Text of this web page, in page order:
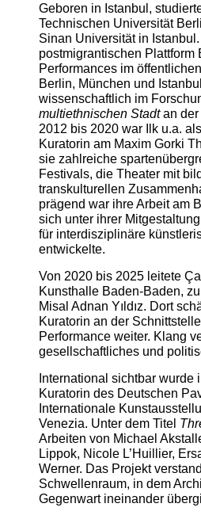
Geboren in Istanbul,
Technischen Universität
Sinan Universität in
postmigrantischen Plattform
Performances im
Berlin, München und
wissenschaftlich im
multiethnischen Stadtan der
2012 bis 2020 war Ilk u.a.
Kuratorin am Maxim Gorki
sie zahlreiche
Festivals, die Theater mit
transkulturellen
prägend war ihre Arbeit am
sich unter ihrer
für interdisziplinäre
entwickelte.
Von 2020 bis 2025 leitete
Kunsthalle Baden-Baden,
Misal Adnan Yıldız. Dort
Kuratorin an der
Performance weiter. Klang
gesellschaftliches und
International sichtbar wurde
Kuratorin des Deutschen
Internationale
Venezia. Unter dem Titel
Arbeiten von Michael
Lippok, Nicole L’Huillier,
Werner. Das Projekt
Schwellenraum, in dem
Gegenwart ineinander